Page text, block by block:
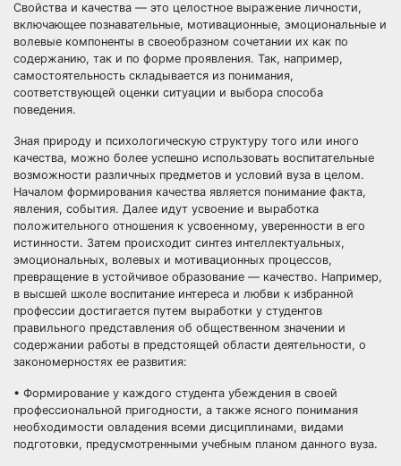
Свойства и качества — это целостное выражение личности,
включающее познавательные, мотивационные, эмоциональные и
волевые компоненты в своеобразном сочетании их как по
содержанию, так и по форме проявления. Так, например,
самостоятельность складывается из понимания,
соответствующей оценки ситуации и выбора способа
поведения.
Зная природу и психологическую структуру того или иного
качества, можно более успешно использовать воспитательные
возможности различных предметов и условий вуза в целом.
Началом формирования качества является понимание факта,
явления, события. Далее идут усвоение и выработка
положительного отношения к усвоенному, уверенности в его
истинности. Затем происходит синтез интеллектуальных,
эмоциональных, волевых и мотивационных процессов,
превращение в устойчивое образование — качество. Например,
в высшей школе воспитание интереса и любви к избранной
профессии достигается путем выработки у студентов
правильного представления об общественном значении и
содержании работы в предстоящей области деятельности, о
закономерностях ее развития:
• Формирование у каждого студента убеждения в своей
профессиональной пригодности, а также ясного понимания
необходимости овладения всеми дисциплинами, видами
подготовки, предусмотренными учебным планом данного вуза.